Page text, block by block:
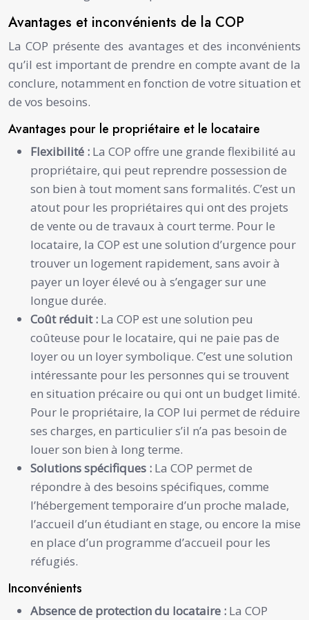
Avantages et inconvénients de la COP
La COP présente des avantages et des inconvénients
qu’il est important de prendre en compte avant de la
conclure, notamment en fonction de votre situation et
de vos besoins.
Avantages pour le propriétaire et le locataire
Flexibilité : La COP offre une grande flexibilité au
propriétaire, qui peut reprendre possession de
son bien à tout moment sans formalités. C’est un
atout pour les propriétaires qui ont des projets
de vente ou de travaux à court terme. Pour le
locataire, la COP est une solution d’urgence pour
trouver un logement rapidement, sans avoir à
payer un loyer élevé ou à s’engager sur une
longue durée.
Coût réduit : La COP est une solution peu
coûteuse pour le locataire, qui ne paie pas de
loyer ou un loyer symbolique. C’est une solution
intéressante pour les personnes qui se trouvent
en situation précaire ou qui ont un budget limité.
Pour le propriétaire, la COP lui permet de réduire
ses charges, en particulier s’il n’a pas besoin de
louer son bien à long terme.
Solutions spécifiques : La COP permet de
répondre à des besoins spécifiques, comme
l’hébergement temporaire d’un proche malade,
l’accueil d’un étudiant en stage, ou encore la mise
en place d’un programme d’accueil pour les
réfugiés.
Inconvénients
Absence de protection du locataire : La COP